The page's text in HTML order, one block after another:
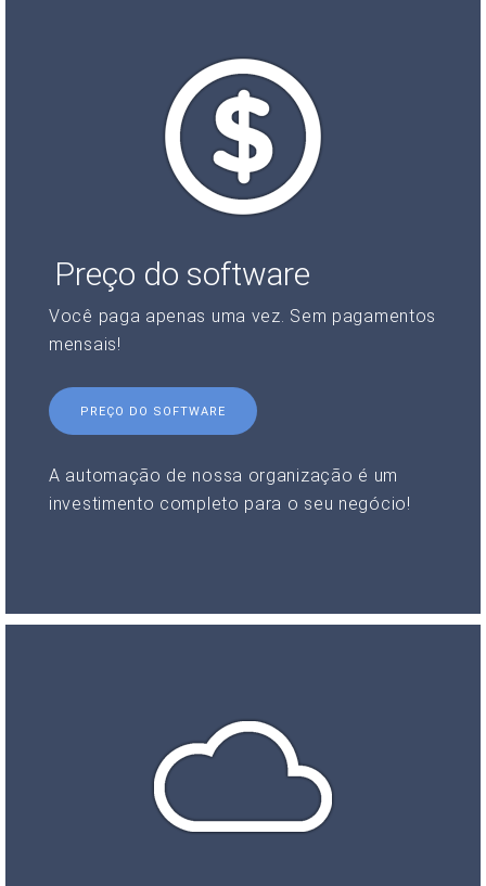
Preço do software
Você paga apenas uma vez. Sem pagamentos
mensais!
PREÇO DO SOFTWARE
A automação de nossa organização é um
investimento completo para o seu negócio!